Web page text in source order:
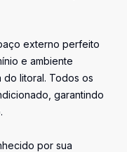
externo perfeito
e ambiente
do litoral. Todos os
garantindo
por sua